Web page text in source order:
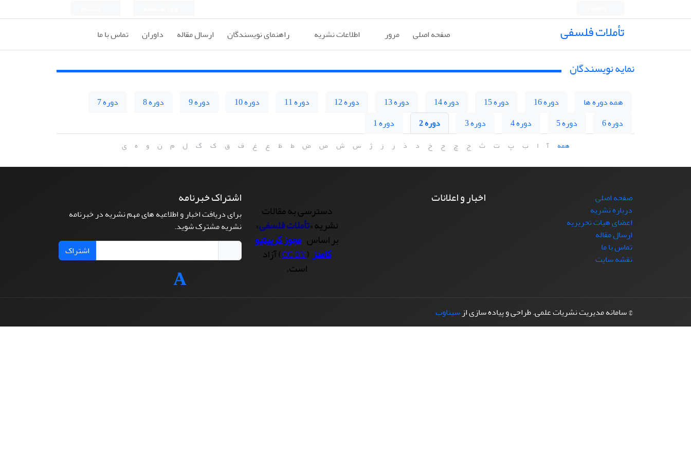
تأملات فلسفی صفحه اصلی مرور اطلاعات نشریه راهنمای نویسندگان ارسال مقاله داوران تماس با ما
نمایه نویسندگان
همه دوره ها دوره 16 دوره 15 دوره 14 دوره 13 دوره 12 دوره 11 دوره 10 دوره 9 دوره 8
دوره 7
دوره 6
دوره 5 دوره 4 دوره 3 دوره 2 دوره 1
همه آ ا ب پ ت ث ج چ ح خ د ذ ر ز ژ س ش ص ض ط ظ ع غ ف ق ک گ ل م ن و ه ی
صفحه اصلی
درباره نشریه
اعضای هیات تحریریه
ارسال مقاله
تماس با ما
نقشه سایت
اخبار و اعلانات
دسترسی به مقالات
نشریه «تأملات فلسفی»
بر اساس مجوز کرییتیو
کامنز(
CC BY) آزاد
است.
اشتراک خبرنامه
برای دریافت اخبار و اطلاعیه های مهم نشریه در خبرنامه
نشریه مشترک شوید.
اشتراک
© سامانه مدیریت نشریات علمی.طراحی و پیاده سازی از سیناوب